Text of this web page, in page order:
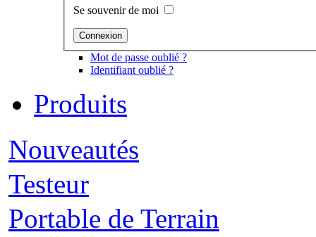
Se souvenir de moi
Mot de passe oublié ?
Identifiant oublié ?
Produits
Nouveautés
Testeur
Portable de Terrain